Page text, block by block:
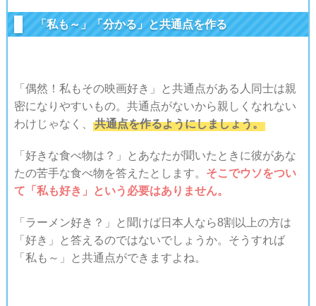
「私も～」「分かる」と共通点を作る
「偶然！私もその映画好き」と共通点がある人同士は親
密になりやすいもの。 共通点がないから親しくなれない
わけじゃなく、
共通点を作るようにしましょう。
「好きな食べ物は？」とあなたが聞いたときに彼があな
たの苦手な食べ物を答えたとします。 そこでウソをつい
て「私も好き」という必要はありません。
「ラーメン好き？」と聞けば日本人なら8割以上の方は
「好き」と答えるのではないでしょうか。そうすれば
「私も～」と共通点ができますよね。